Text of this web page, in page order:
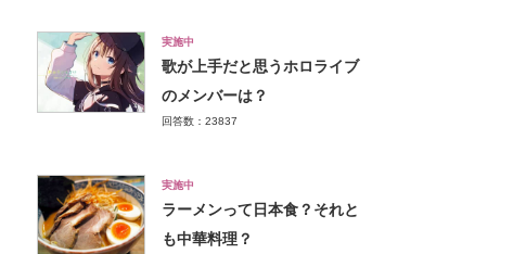
実施中
歌が上手だと思うホロライブ
のメンバーは？
回答数：23837
実施中
ラーメンって日本食？それと
も中華料理？